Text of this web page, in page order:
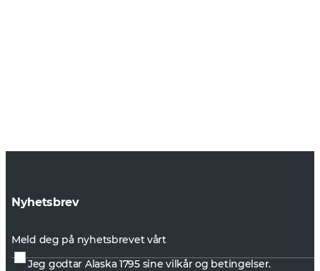
Nyhetsbrev
Meld deg på nyhetsbrevet vårt
Jeg godtar Alaska 1795 sinevilkår og betingelser.